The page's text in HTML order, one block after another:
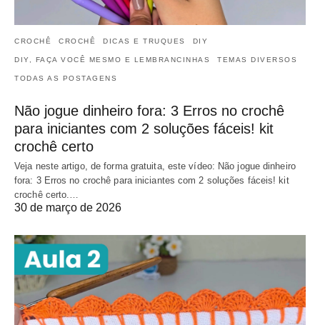
CROCHÊ CROCHÊ DICAS E TRUQUES DIY
DIY, FAÇA VOCÊ MESMO E LEMBRANCINHAS TEMAS DIVERSOS
TODAS AS POSTAGENS
Não jogue dinheiro fora: 3 Erros no crochê
para iniciantes com 2 soluções fáceis! kit
crochê certo
Veja neste artigo, de forma gratuita, este vídeo: Não jogue dinheiro
fora: 3 Erros no crochê para iniciantes com 2 soluções fáceis! kit
crochê certo.…
30 de março de 2026